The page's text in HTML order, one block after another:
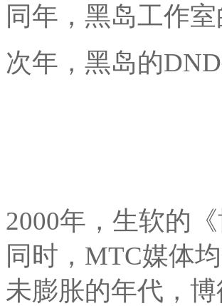
同年，黑岛工作
次年，黑岛的
2000年，生软的
同时，MTC媒体
未膨胀的年代，